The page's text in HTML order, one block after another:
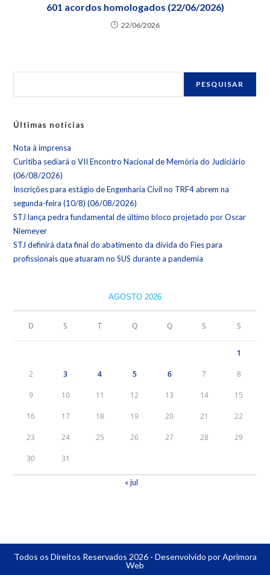
601 acordos homologados (22/06/2026)
22/06/2026
PESQUISAR
Últimas notícias
Nota à imprensa
Curitiba sediará o VII Encontro Nacional de Memória do Judiciário
(06/08/2026)
Inscrições para estágio de Engenharia Civil no TRF4 abrem na
segunda-feira (10/8) (06/08/2026)
STJ lança pedra fundamental de último bloco projetado por Oscar
Niemeyer
STJ definirá data final do abatimento da dívida do Fies para
profissionais que atuaram no SUS durante a pandemia
AGOSTO 2026
D S T Q Q S S
1
2 3 4 5 6 7 8
9 10 11 12 13 14 15
16 17 18 19 20 21 22
23 24 25 26 27 28 29
30 31
« jul
Todos os Direitos Reservados 2026 - Desenvolvido por Aprimora
Web